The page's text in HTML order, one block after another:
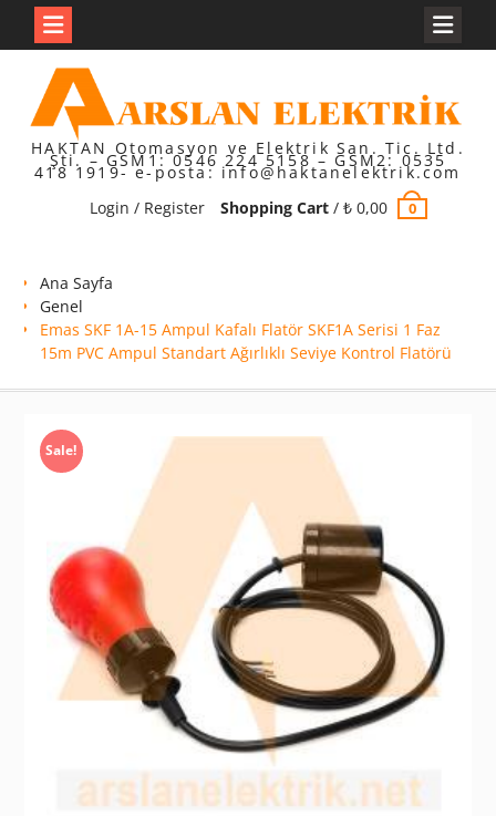
content
HAKTAN Otomasyon ve Elektrik San. Tic. Ltd.
Şti. – GSM1: 0546 224 5158 – GSM2: 0535
418 1919- e-posta: info@haktanelektrik.com
Login / Register
Shopping Cart/ ₺0,00 0
Ana Sayfa
Genel
Emas SKF 1A-15 Ampul Kafalı Flatör SKF1A Serisi 1 Faz
15m PVC Ampul Standart Ağırlıklı Seviye Kontrol Flatörü
Sale!